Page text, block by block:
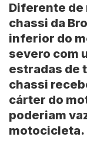
Diferente de
chassi da
inferior do
severo com
estradas de
chassi
cárter do
poderiam
motocicleta.